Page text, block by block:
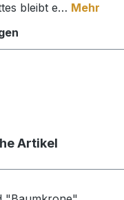
bleibt e… Mehr
überspringen
Artikel